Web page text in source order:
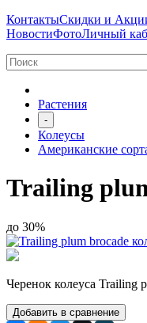
КонтактыСкидки и
НовостиФотоЛичный
Растения
-
Колеусы
Американские
Trailing
до 30%
Черенок колеуса Trailing
Добавить в сравнение